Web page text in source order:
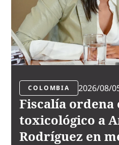
COLOMBIA 2026/08/
Fiscalía ordena
toxicológico a
Rodríguez en